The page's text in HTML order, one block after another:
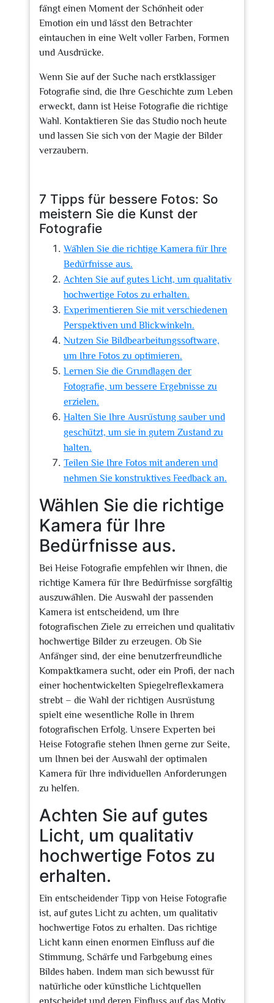
fängt einen Moment der Schönheit oder
Emotion ein und lässt den Betrachter
eintauchen in eine Welt voller Farben, Formen
und Ausdrücke.
Wenn Sie auf der Suche nach erstklassiger
Fotografie sind, die Ihre Geschichte zum Leben
erweckt, dann ist Heise Fotografie die richtige
Wahl. Kontaktieren Sie das Studio noch heute
und lassen Sie sich von der Magie der Bilder
verzaubern.
7 Tipps für bessere Fotos: So
meistern Sie die Kunst der
Fotografie
Wählen Sie die richtige Kamera für Ihre
Bedürfnisse aus.
Achten Sie auf gutes Licht, um qualitativ
hochwertige Fotos zu erhalten.
Experimentieren Sie mit verschiedenen
Perspektiven und Blickwinkeln.
Nutzen Sie Bildbearbeitungssoftware,
um Ihre Fotos zu optimieren.
Lernen Sie die Grundlagen der
Fotografie, um bessere Ergebnisse zu
erzielen.
Halten Sie Ihre Ausrüstung sauber und
geschützt, um sie in gutem Zustand zu
halten.
Teilen Sie Ihre Fotos mit anderen und
nehmen Sie konstruktives Feedback an.
Wählen Sie die richtige
Kamera für Ihre
Bedürfnisse aus.
Bei Heise Fotografie empfehlen wir Ihnen, die
richtige Kamera für Ihre Bedürfnisse sorgfältig
auszuwählen. Die Auswahl der passenden
Kamera ist entscheidend, um Ihre
fotografischen Ziele zu erreichen und qualitativ
hochwertige Bilder zu erzeugen. Ob Sie
Anfänger sind, der eine benutzerfreundliche
Kompaktkamera sucht, oder ein Profi, der nach
einer hochentwickelten Spiegelreflexkamera
strebt – die Wahl der richtigen Ausrüstung
spielt eine wesentliche Rolle in Ihrem
fotografischen Erfolg. Unsere Experten bei
Heise Fotografie stehen Ihnen gerne zur Seite,
um Ihnen bei der Auswahl der optimalen
Kamera für Ihre individuellen Anforderungen
zu helfen.
Achten Sie auf gutes
Licht, um qualitativ
hochwertige Fotos zu
erhalten.
Ein entscheidender Tipp von Heise Fotografie
ist, auf gutes Licht zu achten, um qualitativ
hochwertige Fotos zu erhalten. Das richtige
Licht kann einen enormen Einfluss auf die
Stimmung, Schärfe und Farbgebung eines
Bildes haben. Indem man sich bewusst für
natürliche oder künstliche Lichtquellen